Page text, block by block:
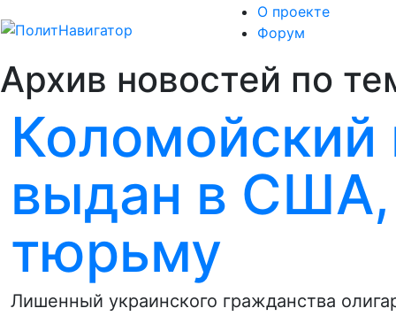
О проекте
Форум
Архив новостей по
выдан в США,
тюрьму
Лишенный украинского гражданства